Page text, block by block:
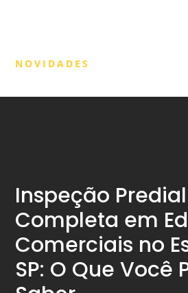
NOVIDADES
Inspeção Predial
Completa em
Comerciais no
SP: O Que Você